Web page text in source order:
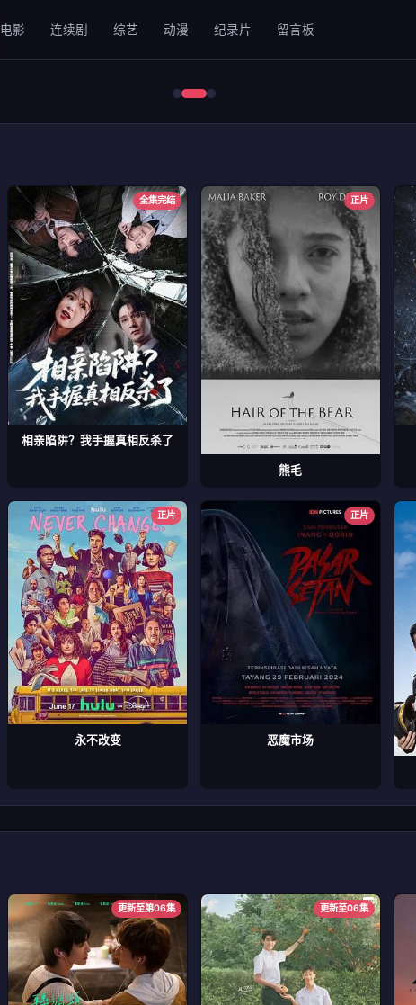
电影 连续剧 综艺 动漫 纪录片 留言板
全集完结
相亲陷阱？我手握真相反杀了
正片
熊毛
正片
永不改变
正片
恶魔市场
更新至第06集 更新至06集